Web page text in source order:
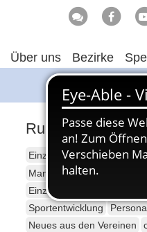
Über uns Bezirke
Rubriken
Einzelsport Erwachsene
Mannschaftssport
Einzelsport Jugend
Sportentwicklung
Neues aus den Vereinen